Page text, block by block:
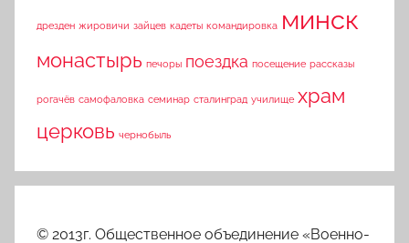
дрезден жировичи зайцев кадеты командировка минск
монастырь печоры поездка посещение рассказы
рогачёв самофаловка семинар сталинград училище храм
церковь чернобыль
© 2013г. Общественное объединение «Военно-